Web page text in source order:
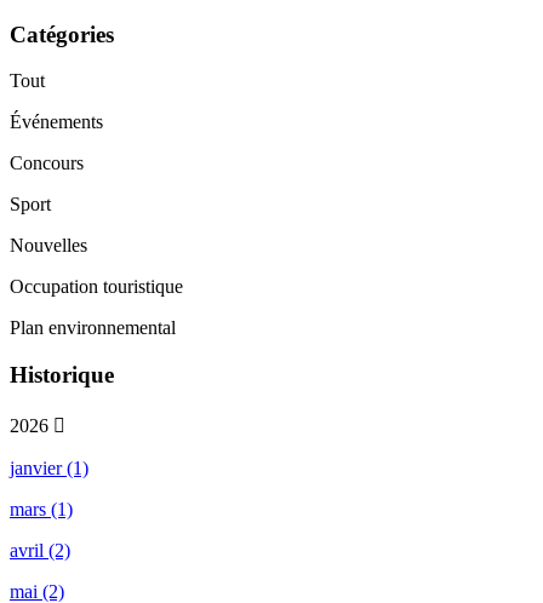
Catégories
Tout
Événements
Concours
Sport
Nouvelles
Occupation touristique
Plan environnemental
Historique
2026
janvier (1)
mars (1)
avril (2)
mai (2)